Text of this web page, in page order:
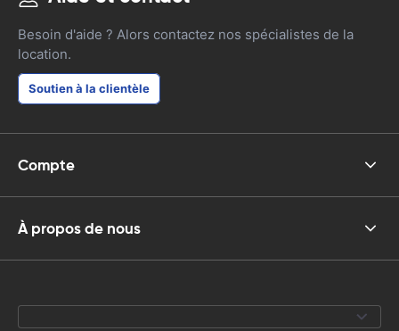
Besoin d'aide ? Alors contactez nos spécialistes de la
location.
Soutien à la clientèle
Compte
À propos de nous